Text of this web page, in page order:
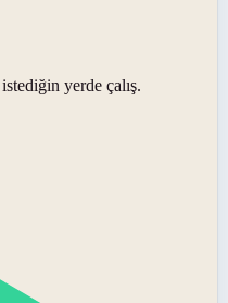
yerde çalış.